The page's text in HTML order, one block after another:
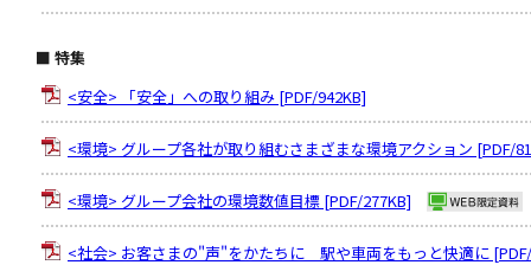
■ 特集
<安全> 「安全」への取り組み [PDF/942KB]
<環境> グループ各社が取り組むさまざまな環境アクション [PDF/
<環境> グループ会社の環境数値目標 [PDF/277KB]
<社会> お客さまの"声"をかたちに 駅や車両をもっと快適に